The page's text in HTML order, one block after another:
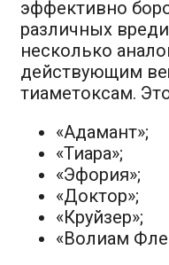
эффективно
различных
несколько
действующим
тиаметоксам.
«Адамант»;
«Тиара»;
«Эфория»;
«Доктор»;
«Круйзер»;
«Волиам